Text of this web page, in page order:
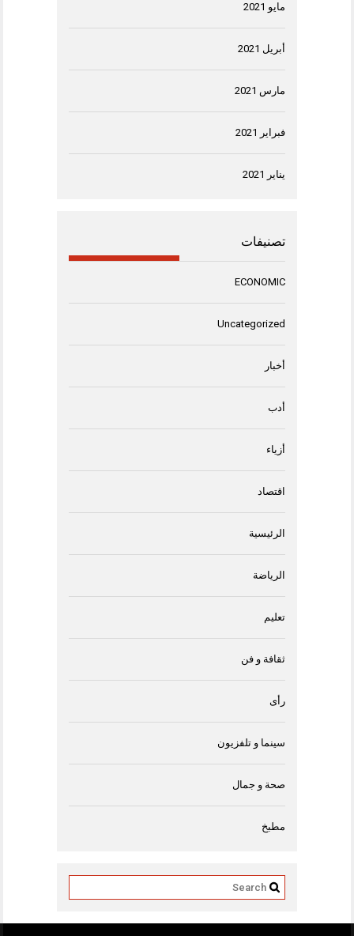
مايو 2021
أبريل 2021
مارس 2021
فبراير 2021
يناير 2021
تصنيفات
ECONOMIC
Uncategorized
أخبار
أدب
أزياء
اقتصاد
الرئيسية
الرياضة
تعليم
ثقافة و فن
رأى
سينما و تلفزيون
صحة و جمال
مطبخ